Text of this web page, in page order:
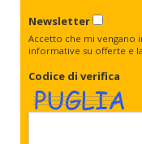
Newsletter
Accetto che mi vengano
informative su offerte e
Codice di verifica